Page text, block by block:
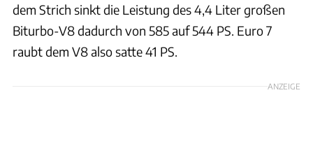
dem Strich sinkt die Leistung des 4,4 Liter großen
Biturbo-V8 dadurch von 585 auf 544 PS. Euro 7
raubt dem V8 also satte 41 PS.
ANZEIGE